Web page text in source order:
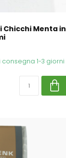
Chicchi Menta in
1-3 giorni